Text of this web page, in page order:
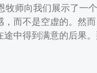
师向我们展示了一
而不是空虚的。然
中得到满意的后果